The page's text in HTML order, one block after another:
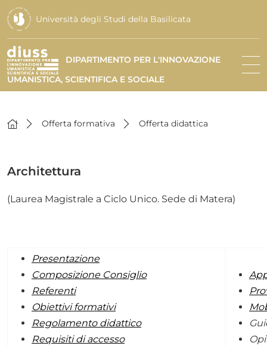
Università degli Studi della Basilicata
DIPARTIMENTO PER L'INNOVAZIONE
UMANISTICA, SCIENTIFICA E SOCIALE
Offerta formativa Offerta didattica
Architettura
(Laurea Magistrale a Ciclo Unico. Sede di Matera)
Presentazione
Composizione Consiglio
Referenti
Obiettivi formativi
Regolamento didattico
Requisiti di accesso